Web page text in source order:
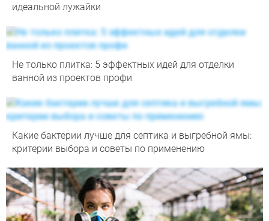
идеальной лужайки
Не только плитка: 5 эффектных идей для отделки
ванной из проектов профи
Какие бактерии лучше для септика и выгребной ямы:
критерии выбора и советы по применению